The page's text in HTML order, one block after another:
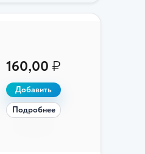
160,00 ₽
Добавить
Подробнее